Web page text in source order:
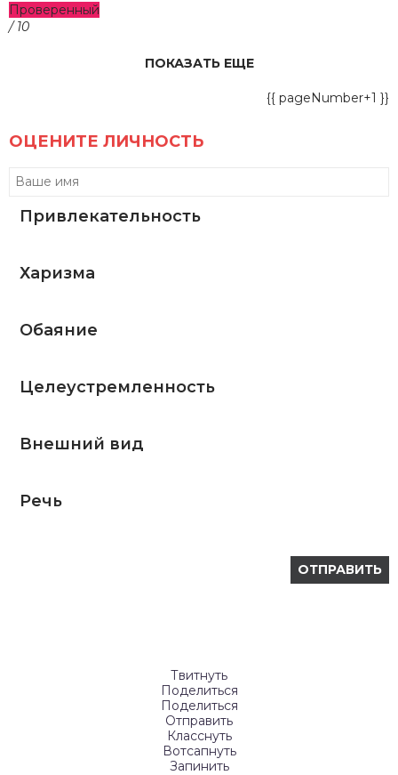
Проверенный
/ 10
ПОКАЗАТЬ ЕЩЕ
{{ pageNumber+1 }}
ОЦЕНИТЕ ЛИЧНОСТЬ
Привлекательность
Харизма
Обаяние
Целеустремленность
Внешний вид
Речь
Твитнуть
Поделиться
Поделиться
Отправить
Класснуть
Вотсапнуть
Запинить